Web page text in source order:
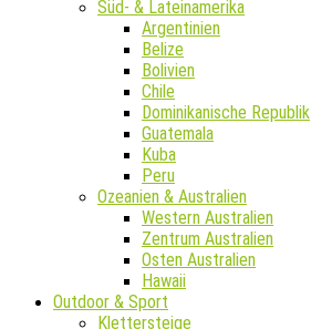
Süd- & Lateinamerika
Argentinien
Belize
Bolivien
Chile
Dominikanische Republik
Guatemala
Kuba
Peru
Ozeanien & Australien
Western Australien
Zentrum Australien
Osten Australien
Hawaii
Outdoor & Sport
Klettersteige